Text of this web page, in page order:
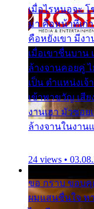
เมื่อไรหนอจะ
มา คือหน้าที่เก่
คือหยังเขา มีง
เมื่อเขาชื่นบาน
ล้างจานคอยคู่
เป็น ตำแหน่งเ
เข้าพาขวัญ เสี
งานเฮา มัวซอ
ล้างจานในงาน
24 views •
ขอ กราบ ขอบ
ผมแสนชื่นใจ หา